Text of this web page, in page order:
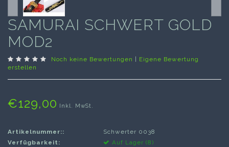
SAMURAI SCHWERT GOLD
MOD2
Noch keine Bewertungen
Eigene Bewertung
erstellen
€129,00 Inkl. MwSt.
Artikelnummer::
Schwerter 0038
Verfügbarkeit:
Auf Lager (8)